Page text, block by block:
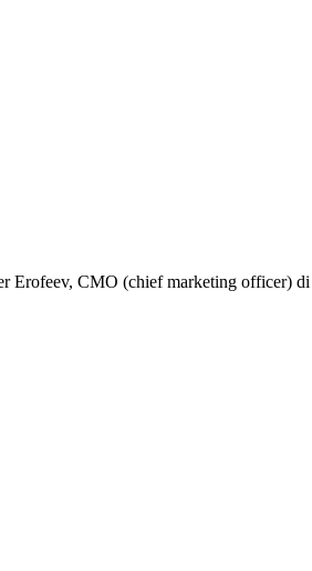
Erofeev, CMO (chief marketing officer)